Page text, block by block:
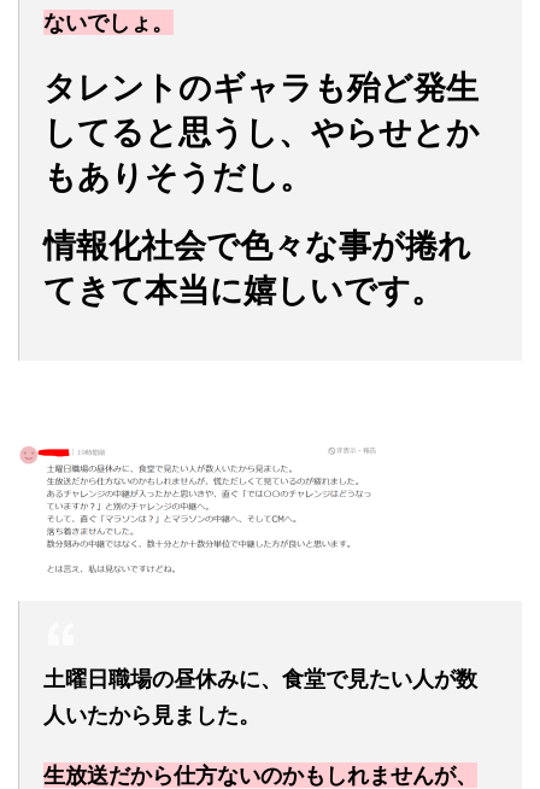
ないでしょ。
タレントのギャラも殆ど発生
してると思うし、やらせとか
もありそうだし。
情報化社会で色々な事が捲れ
てきて本当に嬉しいです。
土曜日職場の昼休みに、食堂で見たい人が数
人いたから見ました。
生放送だから仕方ないのかもしれませんが、